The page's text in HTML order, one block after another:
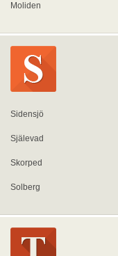
Moliden
Sidensjö
Själevad
Skorped
Solberg